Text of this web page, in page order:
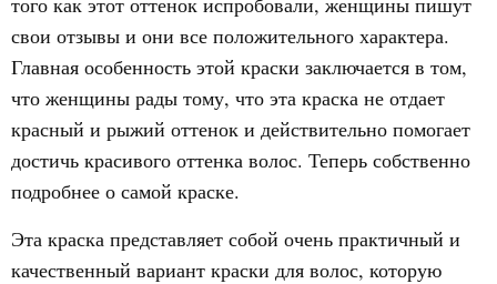
свои отзывы и они все положительного характера.
Главная особенность этой краски заключается в том,
что женщины рады тому, что эта краска не отдает
красный и рыжий оттенок и действительно помогает
достичь красивого оттенка волос. Теперь собственно
подробнее о самой краске.
Эта краска представляет собой очень практичный и
качественный вариант краски для волос, которую